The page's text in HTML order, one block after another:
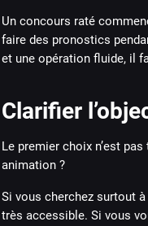
Un concours raté
faire des pronostics
et une opération fluide, il
Clarifier
Le premier choix n’est
animation ?
Si vous cherchez surtout à
très accessible. Si vous